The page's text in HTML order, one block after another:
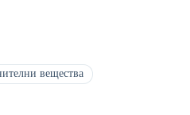
вещества